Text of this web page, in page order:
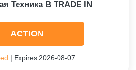
Техника В TRADE IN
ACTION
| Expires 2026-08-07